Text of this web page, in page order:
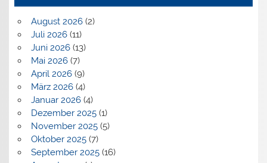
August 2026(2)
Juli 2026(11)
Juni 2026(13)
Mai 2026(7)
April 2026(9)
März 2026(4)
Januar 2026(4)
Dezember 2025(1)
November 2025(5)
Oktober 2025(7)
September 2025(16)